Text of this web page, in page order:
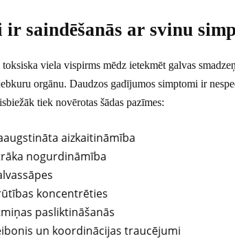
ir saindēšanās ar svinu
toksiska viela vispirms mēdz ietekmēt galvas
orgānu. Daudzos gadījumos simptomi ir
tiek novērotas šādas pazīmes:
aizkaitināmība
nogurdināmība
koncentrēties
pasliktināšanās
un koordinācijas traucējumi